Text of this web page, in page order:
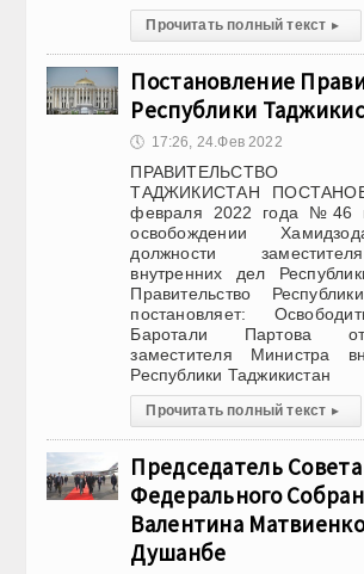
Прочитать полный текст ▸
Постановление
Республики
🕔 17:26, 24.Фев 2022
ПРАВИТЕЛЬСТВО
ТАДЖИКИСТАН
февраля 2022 года №46
освобождении
должности
внутренних дел
Правительство
постановляет:
Баротали Партова
заместителя Министра
Республики Таджикистан
Прочитать полный текст ▸
Председатель
Федерального
Валентина
Душанбе